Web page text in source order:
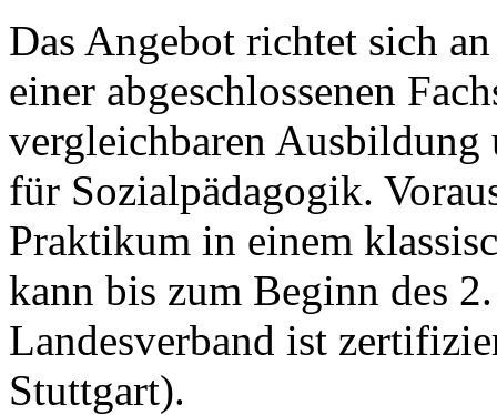
Das Angebot richtet sich
einer abgeschlossenen
vergleichbaren Ausbildung
für Sozialpädagogik.
Praktikum in einem
kann bis zum Beginn des
Landesverband ist
Stuttgart).